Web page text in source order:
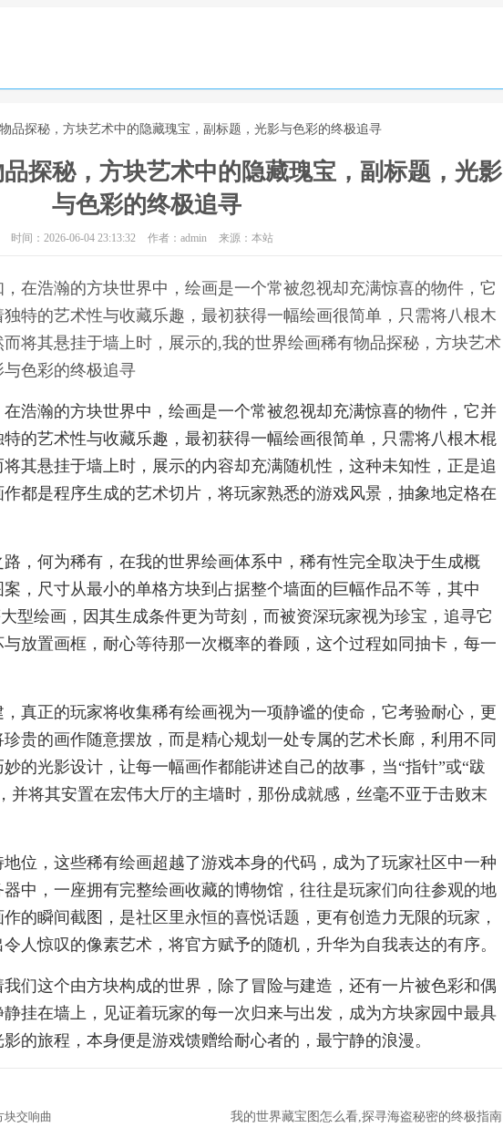
品探秘，方块艺术中的隐藏瑰宝，副标题，光影与色彩的终极追寻
探秘，方块艺术中的隐藏瑰宝，副标题，光影
与色彩的终极追寻
时间：2026-06-04 23:13:32 作者：admin 来源：本站
在浩瀚的方块世界中，绘画是一个常被忽视却充满惊喜的物件，它
特的艺术性与收藏乐趣，最初获得一幅绘画很简单，只需将八根木
将其悬挂于墙上时，展示的,我的世界绘画稀有物品探秘，方块艺术
色彩的终极追寻
浩瀚的方块世界中，绘画是一个常被忽视却充满惊喜的物件，它并
的艺术性与收藏乐趣，最初获得一幅绘画很简单，只需将八根木棍
其悬挂于墙上时，展示的内容却充满随机性，这种未知性，正是追
都是程序生成的艺术切片，将玩家熟悉的游戏风景，抽象地定格在
，何为稀有，在我的世界绘画体系中，稀有性完全取决于生成概
，尺寸从最小的单格方块到占据整个墙面的巨幅作品不等，其中
型绘画，因其生成条件更为苛刻，而被资深玩家视为珍宝，追寻它
放置画框，耐心等待那一次概率的眷顾，这个过程如同抽卡，每一
真正的玩家将收集稀有绘画视为一项静谧的使命，它考验耐心，更
贵的画作随意摆放，而是精心规划一处专属的艺术长廊，利用不同
的光影设计，让每一幅画作都能讲述自己的故事，当“指针”或“跋
并将其安置在宏伟大厅的主墙时，那份成就感，丝毫不亚于击败末
位，这些稀有绘画超越了游戏本身的代码，成为了玩家社区中一种
中，一座拥有完整绘画收藏的博物馆，往往是玩家们向往参观的地
的瞬间截图，是社区里永恒的喜悦话题，更有创造力无限的玩家，
人惊叹的像素艺术，将官方赋予的随机，升华为自我表达的有序。
们这个由方块构成的世界，除了冒险与建造，还有一片被色彩和偶
挂在墙上，见证着玩家的每一次归来与出发，成为方块家园中最具
的旅程，本身便是游戏馈赠给耐心者的，最宁静的浪漫。
块交响曲 我的世界藏宝图怎么看,探寻海盗秘密的终极指南